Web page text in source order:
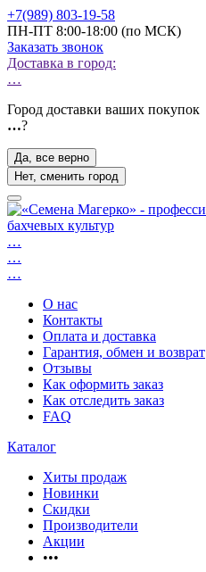
+7(989) 803-19-58
ПН-ПТ 8:00-18:00 (по МСК)
Заказать звонок
Доставка в город:
…
Город доставки ваших покупок
…?
Да, все верно
Нет, сменить город
…
…
…
О нас
Контакты
Оплата и доставка
Гарантия, обмен и возврат
Отзывы
Как оформить заказ
Как отследить заказ
FAQ
Каталог
Хиты продаж
Новинки
Скидки
Производители
Акции
•••